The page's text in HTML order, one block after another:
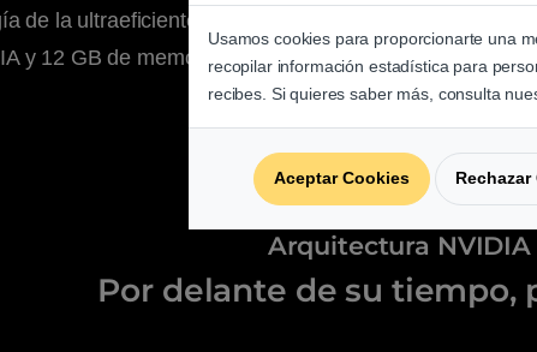
de la ultraeficiente arquitectura
y 12 GB de memoria G6X
Arquitectura NVIDIA
Por delante de su tiempo,
Usamos cookies para proporcionarte una
recopilar información estadística para
recibes. Si quieres saber más, consulta
Aceptar Cookies